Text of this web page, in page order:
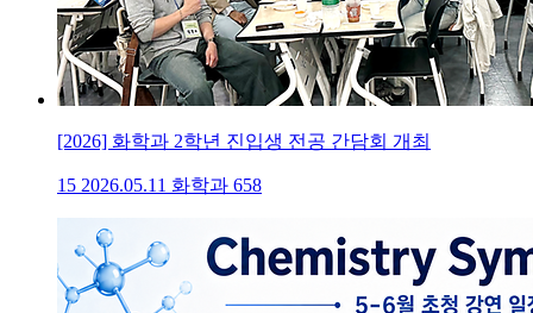
[2026] 화학과 2학년 진입생 전공 간담회 개최
15 2026.05.11 화학과 658